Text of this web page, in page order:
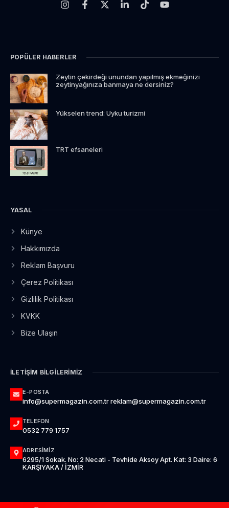
POPÜLER HABERLER
Zeytin çekirdeği unundan yapılmış ekmeğinizi
zeytinyağınıza banmaya ne dersiniz?
Yükselen trend: Uyku turizmi
TRT efsaneleri
YASAL
Künye
Hakkımızda
Reklam Başvuru
Çerez Politikası
Gizlilik Politikası
KVKK
Bize Ulaşın
İLETIŞIM BILGILERIMIZ
E-POSTA
info@supermagazin.com.tr reklam@supermagazin.com.tr
TELEFON
0532 779 1757
ADRESIMIZ
6295/1 Sokak. No: 2 Necati - Tevhide Aksoy Apt. Kat: 3 Daire: 6
KARŞIYAKA / İZMİR